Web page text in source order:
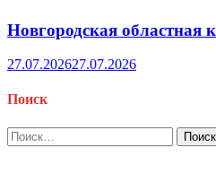
Новгородская областная
27.07.202627.07.2026
Поиск
Найти: